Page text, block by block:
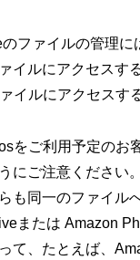
ファイルの管理
イルにアクセスす
イルにアクセスす
をご利用予定のお
にご注意ください
も同一のファイル
または Amazon
て、たとえば、